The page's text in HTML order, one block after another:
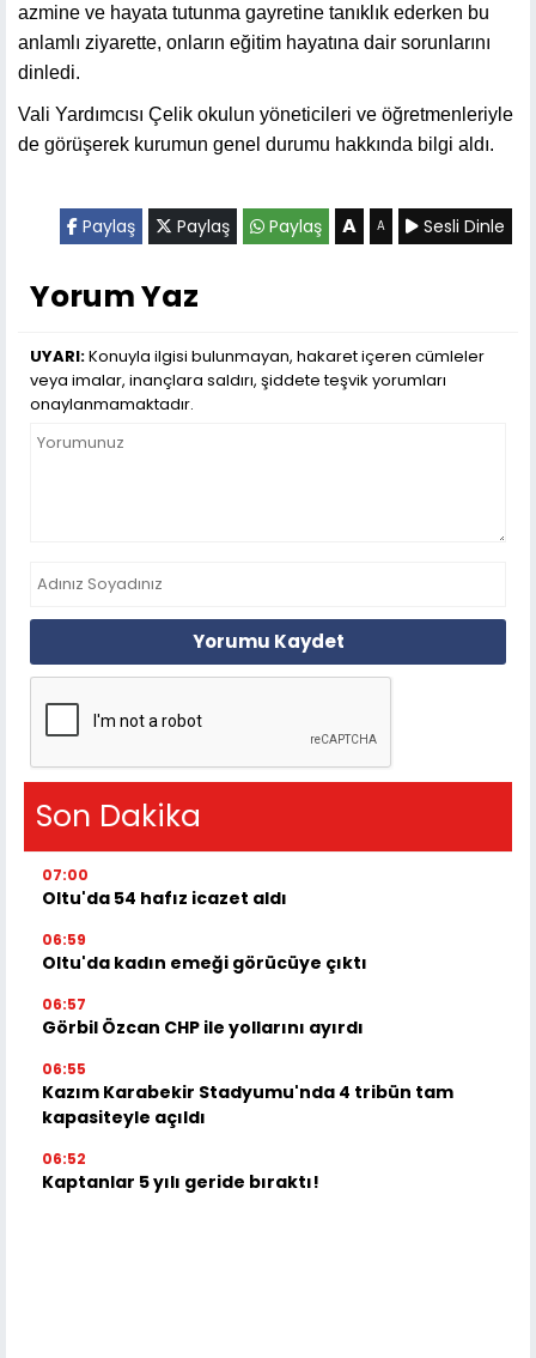
azmine ve hayata tutunma gayretine tanıklık ederken bu
anlamlı ziyarette, onların eğitim hayatına dair sorunlarını
dinledi.
Vali Yardımcısı Çelik okulun yöneticileri ve öğretmenleriyle
de görüşerek kurumun genel durumu hakkında bilgi aldı.
Paylaş Paylaş Paylaş A A Sesli Dinle
Yorum Yaz
UYARI:Konuyla ilgisi bulunmayan, hakaret içeren cümleler
veya imalar, inançlara saldırı, şiddete teşvik yorumları
onaylanmamaktadır.
Yorumu Kaydet
Son Dakika
07:00
Oltu'da 54 hafız icazet aldı
06:59
Oltu'da kadın emeği görücüye çıktı
06:57
Görbil Özcan CHP ile yollarını ayırdı
06:55
Kazım Karabekir Stadyumu'nda 4 tribün tam
kapasiteyle açıldı
06:52
Kaptanlar 5 yılı geride bıraktı!